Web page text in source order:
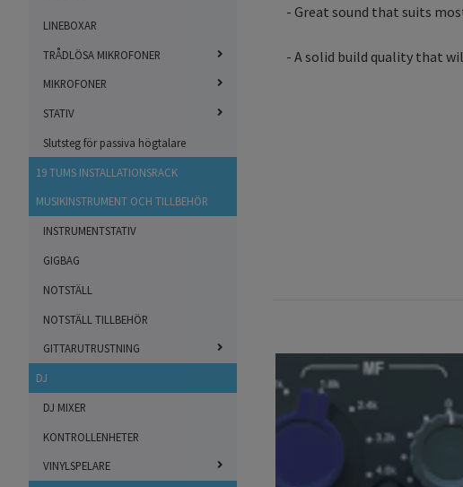
LINEBOXAR
TRÅDLÖSA MIKROFONER
MIKROFONER
STATIV
Slutsteg för passiva högtalare
19 TUMS INSTALLATIONSRACK
MUSIKINSTRUMENT OCH TILLBEHÖR
INSTRUMENTSTATIV
GIGBAG
NOTSTÄLL
NOTSTÄLL TILLBEHÖR
GITTARUTRUSTNING
DJ
DJ MIXER
KONTROLLENHETER
VINYLSPELARE
- Great sound that suits
- A solid build quality that